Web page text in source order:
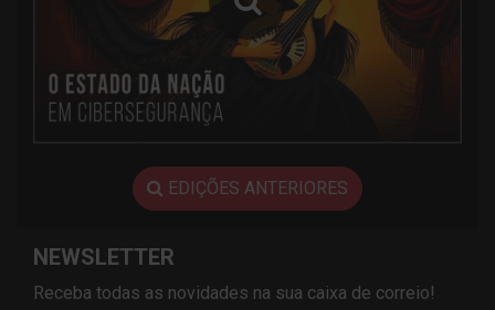
EDIÇÕES ANTERIORES
NEWSLETTER
Receba todas as novidades na sua caixa de correio!